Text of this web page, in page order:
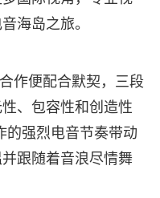
海岛之旅。
作便配合默契，三段
、包容性和创造性
的强烈电音节奏带动
跟随着音浪尽情舞